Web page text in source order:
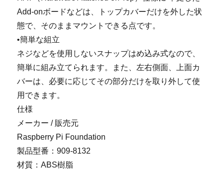
Add-onボードなどは、トップカバーだけを外した状
態で、そのままマウントできる点です。
•簡単な組立
ネジなどを使用しないスナップはめ込み式なので、
簡単に組み立てられます。また、左右側面、上面カ
バーは、必要に応じてその部分だけを取り外して使
用できます。
仕様
メーカー / 販売元
Raspberry Pi Foundation
製品型番：909-8132
材質：ABS樹脂